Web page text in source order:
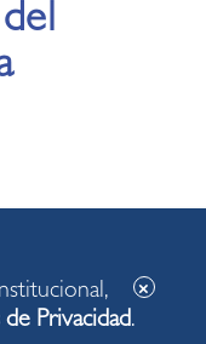
digitalizar
vacunas y estado
de Privacidad.